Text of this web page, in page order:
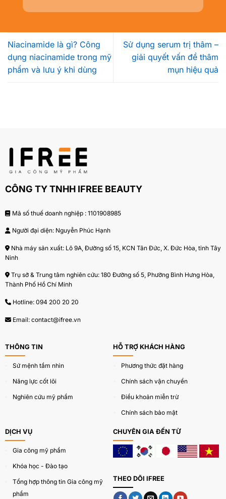
Niacinamide là gì? Công
dụng niacinamide trong mỹ
phẩm và lưu ý khi dùng
Sử dụng serum trị thâm –
giải quyết vấn đề thâm
mụn hiệu quả
CÔNG TY TNHH IFREE BEAUTY
Mã số thuế doanh nghiệp : 1101908985
Người đại diện: Nguyễn Phúc Hạnh
Nhà máy sản xuất: Lô 9A, Đường số 15, KCN Tân Đức, X. Đức Hòa, tỉnh Tây
Ninh
Trụ sở & Trung tâm nghiên cứu: 180 Đường số 5, Phường Bình Hưng Hòa,
Thành Phố Hồ Chí Minh
Hotline: 094 200 20 20
Email: contact@ifree.vn
THÔNG TIN
Sứ mệnh tầm nhìn
Năng lực cốt lõi
Nghiên cứu mỹ phẩm
HỖ TRỢ KHÁCH HÀNG
Phương thức đặt hàng
Chính sách vận chuyển
Điều khoản miễn trừ
Chính sách bảo mật
DỊCH VỤ
Gia công mỹ phẩm
Khóa học - Đào tạo
Tổng hợp thông tin Gia công mỹ
phẩm
CHUYÊN GIA ĐẾN TỪ
THEO DÕI IFREE